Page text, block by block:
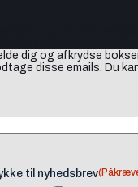
dig og afkrydse
disse emails. Du
til nyhedsbrev